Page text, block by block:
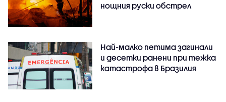
нощния руски обстрел
Най-малко петима загинали
и десетки ранени при тежка
катастрофа в Бразилия